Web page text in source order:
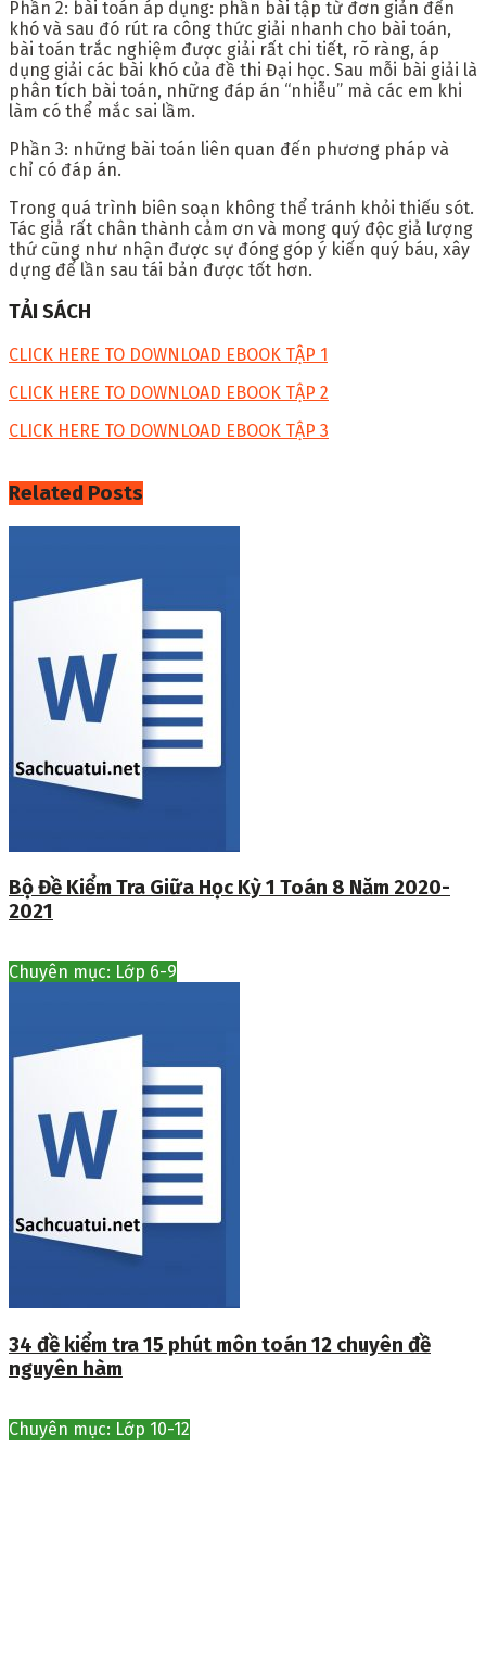
Phần 2: bài toán áp dụng: phần bài tập từ đơn giản đến
khó và sau đó rút ra công thức giải nhanh cho bài toán,
bài toán trắc nghiệm được giải rất chi tiết, rõ ràng, áp
dụng giải các bài khó của đề thi Đại học. Sau mỗi bài giải là
phân tích bài toán, những đáp án “nhiễu” mà các em khi
làm có thể mắc sai lầm.
Phần 3: những bài toán liên quan đến phương pháp và
chỉ có đáp án.
Trong quá trình biên soạn không thể tránh khỏi thiếu sót.
Tác giả rất chân thành cảm ơn và mong quý độc giả lượng
thứ cũng như nhận được sự đóng góp ý kiến quý báu, xây
dựng để lần sau tái bản được tốt hơn.
TẢI SÁCH
CLICK HERE TO DOWNLOAD EBOOK TẬP 1
CLICK HERE TO DOWNLOAD EBOOK TẬP 2
CLICK HERE TO DOWNLOAD EBOOK TẬP 3
Related Posts
Bộ Đề Kiểm Tra Giữa Học Kỳ 1 Toán 8 Năm 2020-
2021
Chuyên mục: Lớp 6-9
34 đề kiểm tra 15 phút môn toán 12 chuyên đề
nguyên hàm
Chuyên mục: Lớp 10-12